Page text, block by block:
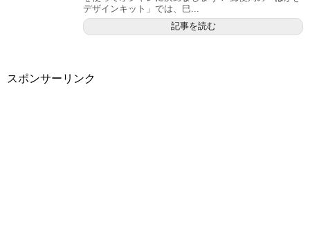
デザインキット」では、巳...
記事を読む
スポンサーリンク